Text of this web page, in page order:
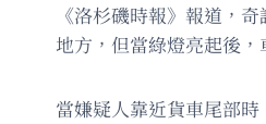
《洛杉磯時報》報道，
地方，但當綠燈亮起後，
當嫌疑人靠近貨車尾部